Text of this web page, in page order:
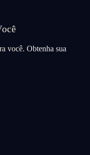
você. Obtenha sua